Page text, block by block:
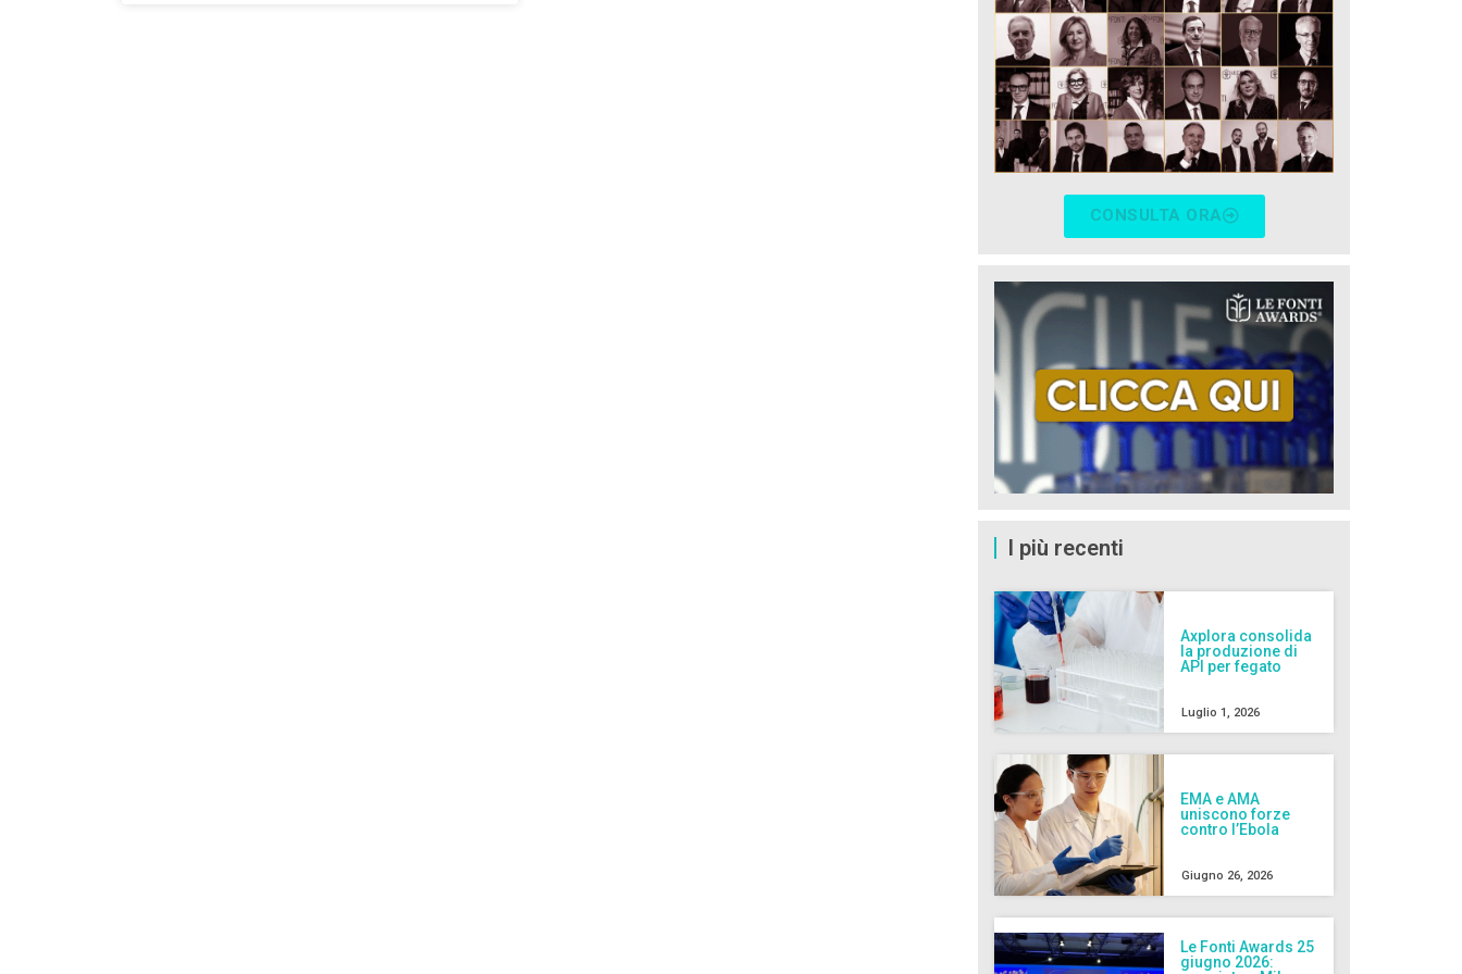
CONSULTA ORA
I più recenti
Axplora consolida
la produzione di
API per fegato
Luglio 1, 2026
EMA e AMA
uniscono forze
contro l’Ebola
Giugno 26, 2026
Le Fonti Awards 25
giugno 2026: